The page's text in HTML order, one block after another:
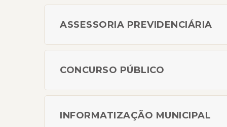
ASSESSORIA PREVIDENCIÁRIA
CONCURSO PÚBLICO
INFORMATIZAÇÃO MUNICIPAL